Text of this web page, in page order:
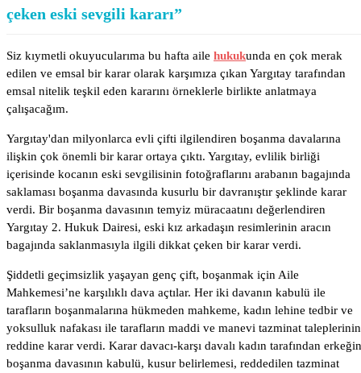
çeken eski sevgili kararı”
Siz kıymetli okuyucularıma bu hafta aile hukukunda en çok merak
edilen ve emsal bir karar olarak karşımıza çıkan Yargıtay tarafından
emsal nitelik teşkil eden kararını örneklerle birlikte anlatmaya
çalışacağım.
Yargıtay'dan milyonlarca evli çifti ilgilendiren boşanma davalarına
ilişkin çok önemli bir karar ortaya çıktı. Yargıtay, evlilik birliği
içerisinde kocanın eski sevgilisinin fotoğraflarını arabanın bagajında
saklaması boşanma davasında kusurlu bir davranıştır şeklinde karar
verdi. Bir boşanma davasının temyiz müracaatını değerlendiren
Yargıtay 2. Hukuk Dairesi, eski kız arkadaşın resimlerinin aracın
bagajında saklanmasıyla ilgili dikkat çeken bir karar verdi.
Şiddetli geçimsizlik yaşayan genç çift, boşanmak için Aile
Mahkemesi’ne karşılıklı dava açtılar. Her iki davanın kabulü ile
tarafların boşanmalarına hükmeden mahkeme, kadın lehine tedbir ve
yoksulluk nafakası ile tarafların maddi ve manevi tazminat taleplerinin
reddine karar verdi. Karar davacı-karşı davalı kadın tarafından erkeğin
boşanma davasının kabulü, kusur belirlemesi, reddedilen tazminat